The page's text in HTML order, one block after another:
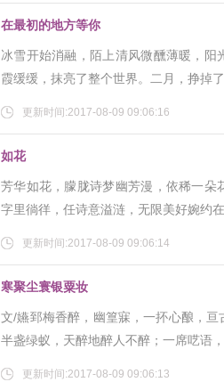
在最初的地方等你
冰雪开始消融，陌上清风微醺薄暖，
霞缓缓，抹亮了整个世界。二月，挣掉
更新时间:2017-08-09 09:06:16
如花
芳华如花，朦胧诗梦幽芳漫，依稀一朵
字里徜徉，任诗意溢涟，无限美好婉约
更新时间:2017-08-09 09:06:14
寒聚尘寰银粟妆
文/嬿郅梅香醉，幽篁寐，一抔心酿，亘
半盏绿蚁，天醉地醉人不醉；一席呓语
更新时间:2017-08-09 09:06:13